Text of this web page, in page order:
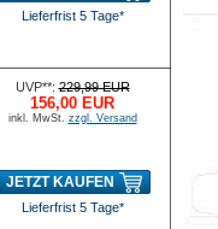
Lieferfrist 5 Tage*
UVP**:229,99 EUR
156,00 EUR
inkl. MwSt. zzgl. Versand
JETZT KAUFEN
Lieferfrist 5 Tage*